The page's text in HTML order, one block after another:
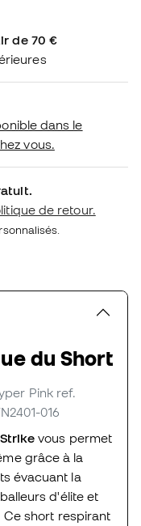
de 70 €
dans le
vous.
de retour.
du Short
Pink ref.
016
vous permet
grâce à la
évacuant la
d'élite et
Ce short respirant